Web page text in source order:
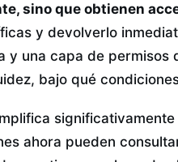
sino que obtienen
y devolverlo
y una capa de
bajo qué
ahora pueden